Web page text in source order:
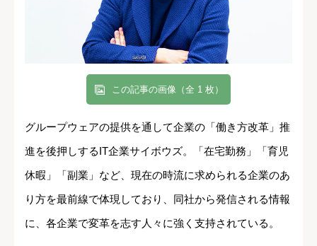
この記事の画像（全 1 枚）
グループウェアの提供を通して企業の「働き方改革」推
進を後押しするIT企業サイボウズ。「在宅勤務」「育児
休暇」「副業」など、現在の時流に求められる企業のあ
り方を最前線で体現しており、同社から発信される情報
に、各企業で変革を志す人々に強く支持されている。